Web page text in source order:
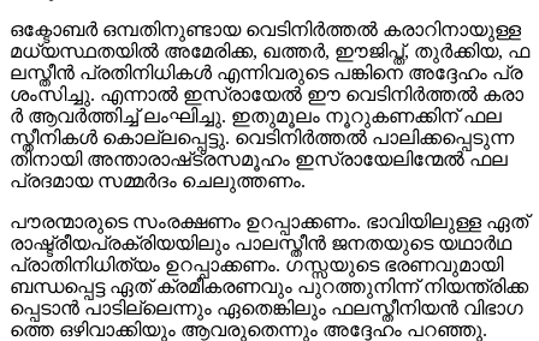
ഒ​ക്ടോ​ബ​ർ ഒ​മ്പ​തി​നു​ണ്ടാ​യ വെ​ടി​നി​ർ​ത്ത​ൽ ക​രാ​റി​നാ​യു​ള്ള
മ​ധ്യ​സ്ഥ​ത​യി​ൽ അ​മേ​രി​ക്ക, ഖ​ത്ത​ർ, ഈ​ജി​പ്ത്, തു​ർ​ക്കി​യ, ഫ​
ല​സ്തീ​ൻ പ്ര​തി​നി​ധി​ക​ൾ എ​ന്നി​വ​രു​ടെ പ​ങ്കി​നെ അ​ദ്ദേ​ഹം പ്ര​
ശം​സി​ച്ചു. എ​ന്നാ​ൽ ഇ​സ്രാ​യേ​ൽ ഈ ​വെ​ടി​നി​ർ​ത്ത​ൽ ക​രാ​
ർ ആ​വ​ർ​ത്തി​ച്ച് ലം​ഘി​ച്ചു. ഇ​തു​മൂ​ലം നൂ​റു​ക​ണ​ക്കി​ന് ഫ​ല​
സ്തീ​നി​ക​ൾ കൊ​ല്ല​പ്പെ​ട്ടു. വെ​ടി​നി​ർ​ത്ത​ൽ പാ​ലി​ക്ക​പ്പെ​ടു​ന്ന​
തി​നാ​യി അ​ന്താ​രാ​ഷ്‌​ട്ര​സ​മൂ​ഹം ഇ​സ്രാ​യേ​ലി​ന്മേ​ൽ ഫ​ല​
പ്ര​ദ​മാ​യ സ​മ്മ​ർ​ദം ചെ​ലു​ത്ത​ണം.
പൗ​ര​ന്മാ​രു​ടെ സം​ര​ക്ഷ​ണം ഉ​റ​പ്പാ​ക്ക​ണം. ഭാ​വി​യി​ലു​ള്ള ഏ​ത്
രാ​ഷ്ട്രീ​യ​പ്ര​ക്രി​യ​യി​ലും പാ​ല​സ്തീ​ൻ ജ​ന​ത​യു​ടെ യ​ഥാ​ർ​ഥ
പ്രാ​തി​നി​ധി​ത്യം ഉ​റ​പ്പാ​ക്ക​ണം. ഗ​സ്സ​യു​ടെ ഭ​ര​ണ​വു​മാ​യി
ബ​ന്ധ​പ്പെ​ട്ട ഏ​ത് ക്ര​മീ​ക​ര​ണ​വും പു​റ​ത്തു​നി​ന്ന് നി​യ​ന്ത്രി​ക്ക​
പ്പെ​ടാ​ൻ പാ​ടി​ല്ലെ​ന്നും ഏ​തെ​ങ്കി​ലും ഫ​ല​സ്തീ​നി​യ​ൻ വി​ഭാ​ഗ​
ത്തെ ഒ​ഴി​വാ​ക്കി​യും ആ​വ​രു​തെ​ന്നും അ​ദ്ദേ​ഹം പ​റ​ഞ്ഞു.